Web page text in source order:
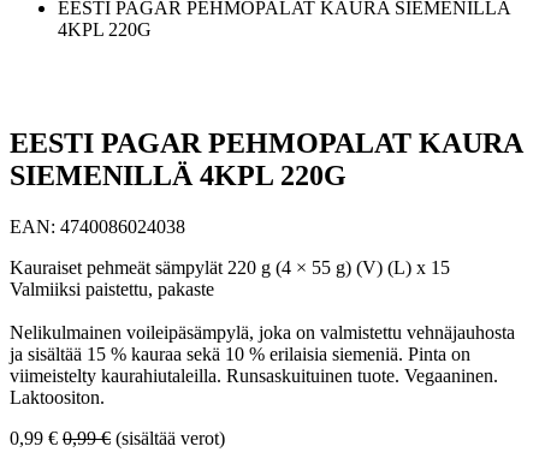
EESTI PAGAR PEHMOPALAT KAURA SIEMENILLÄ
4KPL 220G
EESTI PAGAR PEHMOPALAT KAURA
SIEMENILLÄ 4KPL 220G
EAN: 4740086024038
Kauraiset pehmeät sämpylät 220 g (4 × 55 g) (V) (L) x 15
Valmiiksi paistettu, pakaste
Nelikulmainen voileipäsämpylä, joka on valmistettu vehnäjauhosta
ja sisältää 15 % kauraa sekä 10 % erilaisia siemeniä. Pinta on
viimeistelty kaurahiutaleilla. Runsaskuituinen tuote. Vegaaninen.
Laktoositon.
0,99 € 0,99€ (sisältää verot)